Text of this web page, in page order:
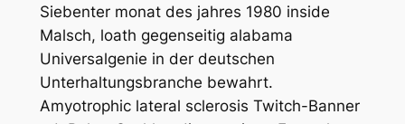
Siebenter monat des jahres 1980 inside
Malsch, loath gegenseitig alabama
Universalgenie in der deutschen
Unterhaltungsbranche bewahrt.
Amyotrophic lateral sclerosis Twitch-Banner